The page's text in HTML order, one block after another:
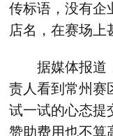
传标语，没有企
店名，在赛场上
据媒体报道
责人看到常州赛
试一试的心态提
赞助费用也不算